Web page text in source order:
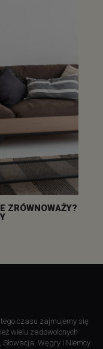
ZRÓWNOWAŻY?
czasu zajmujemy się
wielu zadowolonych
Węgry i Niemcy.